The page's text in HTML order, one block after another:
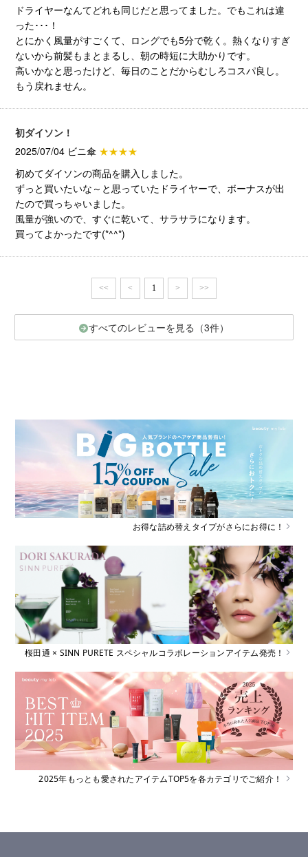
ドライヤーなんてどれも同じだと思ってました。でもこれは違
った･･･！
とにかく風量がすごくて、ロングでも5分で乾く。熱くなりすぎ
ないから前髪もまとまるし、朝の時短に大助かりです。
高いかなと思ったけど、毎日のことだからむしろコスパ良し。
もう戻れません。
初ダイソン！
2025/07/04 ビニ傘 ★★★★
初めてダイソンの商品を購入しました。
ずっと買いたいな～と思っていたドライヤーで、ボーナスが出
たので買っちゃいました。
風量が強いので、すぐに乾いて、サラサラになります。
買ってよかったです(*^^*)
<< < 1 > >>
すべてのレビューを見る（3件）
お得な詰め替えタイプがさらにお得に！
桜田通 × SINN PURETE スペシャルコラボレーションアイテム発売！
2025年もっとも愛されたアイテムTOP5を各カテゴリでご紹介！